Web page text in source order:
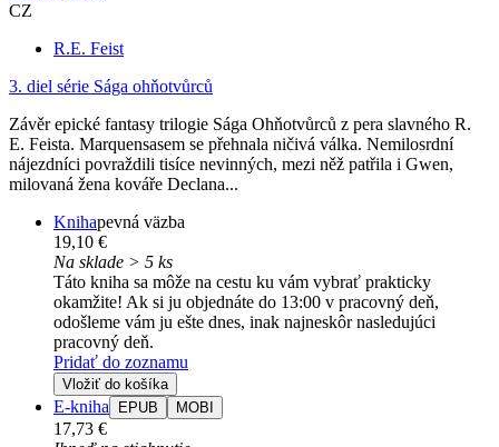
CZ
R.E. Feist
3. diel série Sága ohňotvůrců
Závěr epické fantasy trilogie Sága Ohňotvůrců z pera slavného R.
E. Feista. Marquensasem se přehnala ničivá válka. Nemilosrdní
nájezdníci povraždili tisíce nevinných, mezi něž patřila i Gwen,
milovaná žena kováře Declana...
Knihapevná väzba
19,10 €
Na sklade > 5 ks
Táto kniha sa môže na cestu ku vám vybrať prakticky
okamžite! Ak si ju objednáte do 13:00 v pracovný deň,
odošleme vám ju ešte dnes, inak najneskôr nasledujúci
pracovný deň.
Pridať do zoznamu
Vložiť do košíka
E-kniha EPUB MOBI
17,73 €